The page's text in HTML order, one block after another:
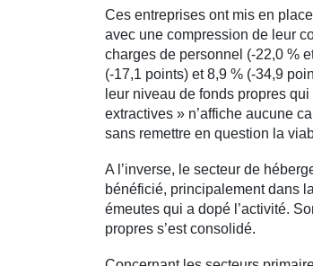
Ces entreprises ont mis en
avec une compression de leur
charges de personnel (-22,0 %
(-17,1 points) et 8,9 % (-34,9
leur niveau de fonds propres
extractives » n’affiche aucune
sans remettre en question la
A l’inverse, le secteur de
bénéficié, principalement dans
émeutes qui a dopé l’activité.
propres s’est consolidé.